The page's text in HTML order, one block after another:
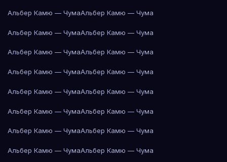
Альбер Камю — ЧумаАльбер Камю — Чума
Альбер Камю — ЧумаАльбер Камю — Чума
Альбер Камю — ЧумаАльбер Камю — Чума
Альбер Камю — ЧумаАльбер Камю — Чума
Альбер Камю — ЧумаАльбер Камю — Чума
Альбер Камю — ЧумаАльбер Камю — Чума
Альбер Камю — ЧумаАльбер Камю — Чума
Альбер Камю — ЧумаАльбер Камю — Чума